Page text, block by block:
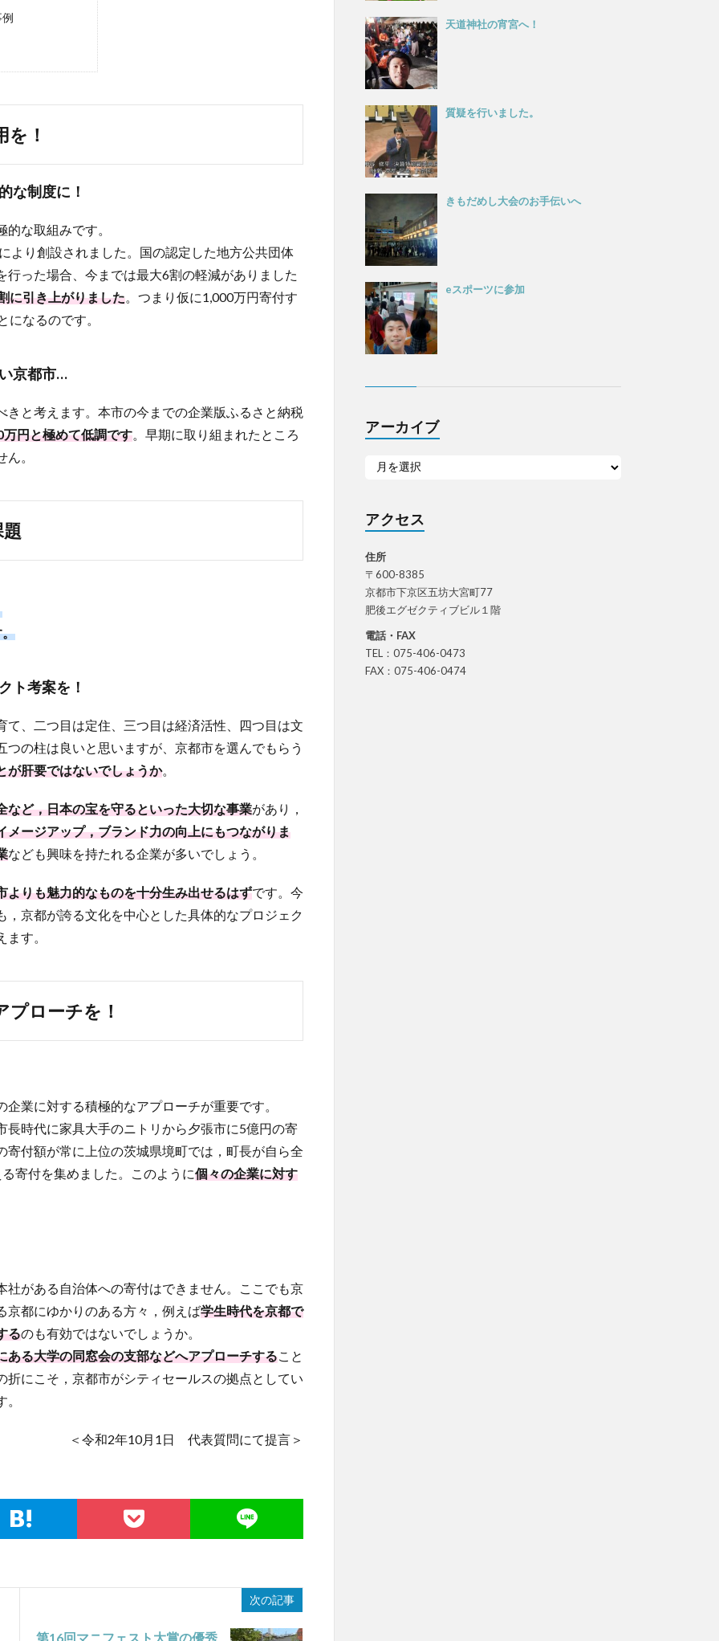
！
な制度に！
的な取組みです。
より創設されました。国の認定した地方公共団体
った場合、今までは最大6割の軽減がありました
に引き上がりました。つまり仮に1,000万円寄付す
なるのです。
京都市…
と考えます。本市の今までの企業版ふるさと納税
円と極めて低調です。早期に取り組まれたところ
。
ト考案を！
、二つ目は定住、三つ目は経済活性、四つ目は文
の柱は良いと思いますが、京都市を選んでもらう
が肝要ではないでしょうか。
など，日本の宝を守るといった大切な事業があり，
ージアップ，ブランド力の向上にもつながりま
なども興味を持たれる企業が多いでしょう。
りも魅力的なものを十分生み出せるはずです。今
京都が誇る文化を中心とした具体的なプロジェク
す。
ローチを！
業に対する積極的なアプローチが重要です。
時代に家具大手のニトリから夕張市に5億円の寄
付額が常に上位の茨城県境町では，町長が自ら全
寄付を集めました。このように個々の企業に対す
がある自治体への寄付はできません。ここでも京
京都にゆかりのある方々，例えば学生時代を京都で
るのも有効ではないでしょうか。
ある大学の同窓会の支部などへアプローチすること
にこそ，京都市がシティセールスの拠点としてい
＜令和2年10月1日 代表質問にて提言＞
次の記事
第16回マニフェスト大賞の優秀
天道神社の宵宮へ！
質疑を行いました。
きもだめし大会のお手伝いへ
eスポーツに参加
アーカイブ
アクセス
住所
〒600-8385
京都市下京区五坊大宮町77
肥後エグゼクティブビル１階
電話・FAX
TEL：075-406-0473
FAX：075-406-0474